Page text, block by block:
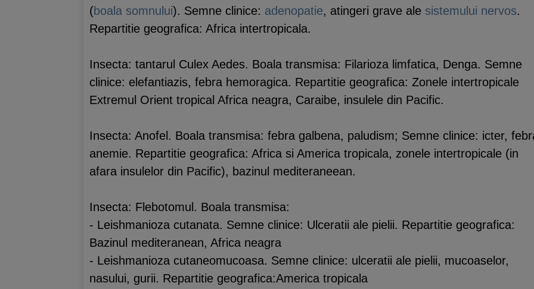
(boala somnului). Semne clinice: adenopatie, atingeri grave ale sistemului nervos.
Repartitie geografica: Africa intertropicala.
Insecta: tantarul Culex Aedes. Boala transmisa: Filarioza limfatica, Denga. Semne
clinice: elefantiazis, febra hemoragica. Repartitie geografica: Zonele intertropicale
Extremul Orient tropical Africa neagra, Caraibe, insulele din Pacific.
Insecta: Anofel. Boala transmisa: febra galbena, paludism; Semne clinice: icter,
anemie. Repartitie geografica: Africa si America tropicala, zonele intertropicale (in
afara insulelor din Pacific), bazinul mediteraneean.
Insecta: Flebotomul. Boala transmisa:
- Leishmanioza cutanata. Semne clinice: Ulceratii ale pielii. Repartitie geografica:
Bazinul mediteranean, Africa neagra
- Leishmanioza cutaneomucoasa. Semne clinice: ulceratii ale pielii, mucoaselor,
nasului, gurii. Repartitie geografica:America tropicala